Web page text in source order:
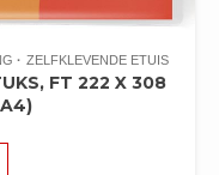
ZELFKLEVENDE ETUIS
FT 222 X 308